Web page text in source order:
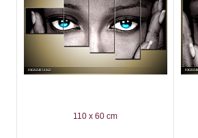
110 x 60 cm